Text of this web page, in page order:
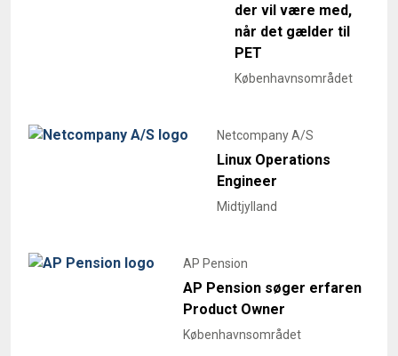
der vil være med,
når det gælder til
PET
Københavnsområdet
Netcompany A/S
Linux Operations
Engineer
Midtjylland
AP Pension
AP Pension søger erfaren
Product Owner
Københavnsområdet